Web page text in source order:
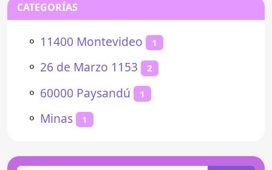
CATEGORÍAS
⚬ 11400 Montevideo 1
⚬ 26 de Marzo 1153 2
⚬ 60000 Paysandú 1
⚬ Minas 1